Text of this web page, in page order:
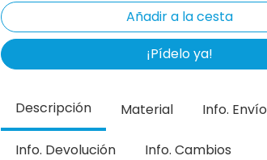
¡Pídelo ya!
Descripción Material Info. Envío
Info. Devolución Info. Cambios